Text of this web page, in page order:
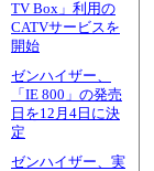
TV Box」利用の
CATVサービスを
開始
ゼンハイザー、
「IE 800」の発売
日を12月4日に決
定
ゼンハイザー、実